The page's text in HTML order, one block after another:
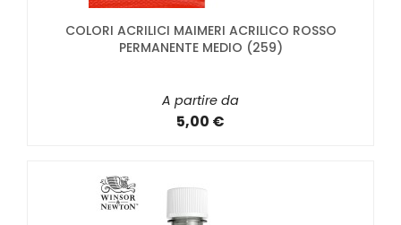
COLORI ACRILICI MAIMERI ACRILICO ROSSO
PERMANENTE MEDIO (259)
A partire da
5,00 €